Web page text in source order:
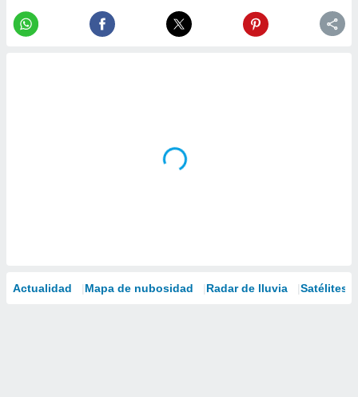
Actualidad Mapa de nubosidad Radar de lluvia Satélites